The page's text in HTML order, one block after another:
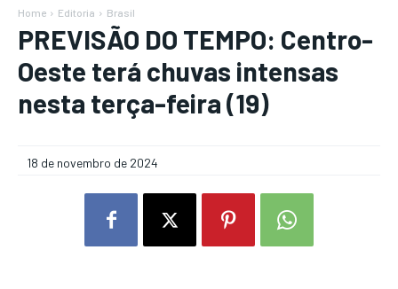
Home Editoria Brasil
PREVISÃO DO TEMPO: Centro-
Oeste terá chuvas intensas
nesta terça-feira (19)
18 de novembro de 2024